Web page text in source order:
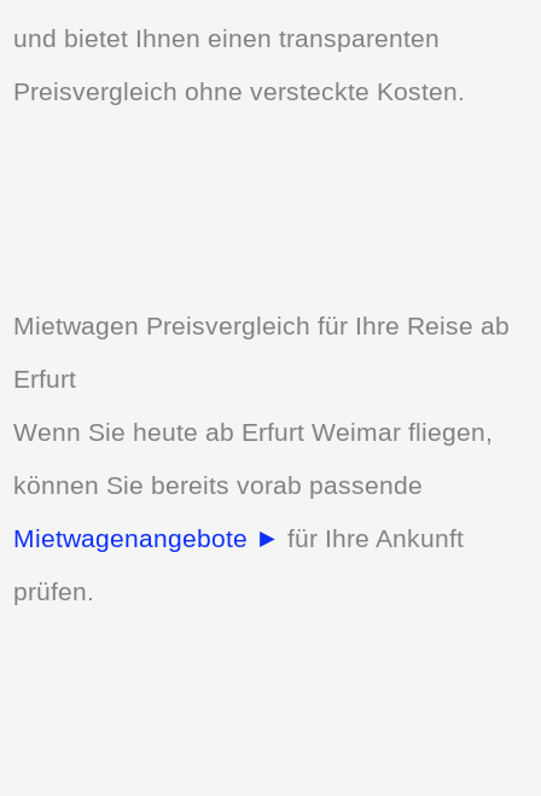
und bietet Ihnen einen transparenten
Preisvergleich ohne versteckte Kosten.
Mietwagen Preisvergleich für Ihre Reise ab
Erfurt
Wenn Sie heute ab Erfurt Weimar fliegen,
können Sie bereits vorab passende
Mietwagenangebote ► für Ihre Ankunft
prüfen.